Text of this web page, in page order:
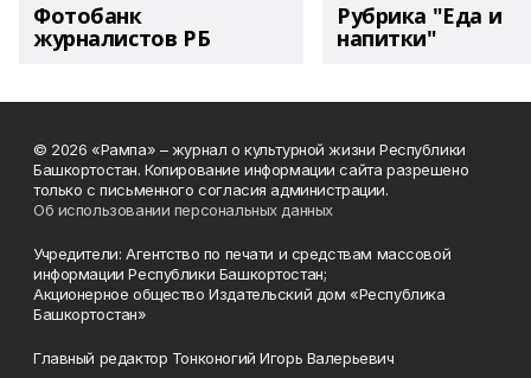
Фотобанк
журналистов РБ
Рубрика "Еда и
напитки"
© 2026 «Рампа» – журнал о культурной жизни Республики
Башкортостан. Копирование информации сайта разрешено
только с письменного согласия администрации.
Об использовании персональных данных
Учредители: Агентство по печати и средствам массовой
информации Республики Башкортостан;
Акционерное общество Издательский дом «Республика
Башкортостан»
Главный редактор Тонконогий Игорь Валерьевич